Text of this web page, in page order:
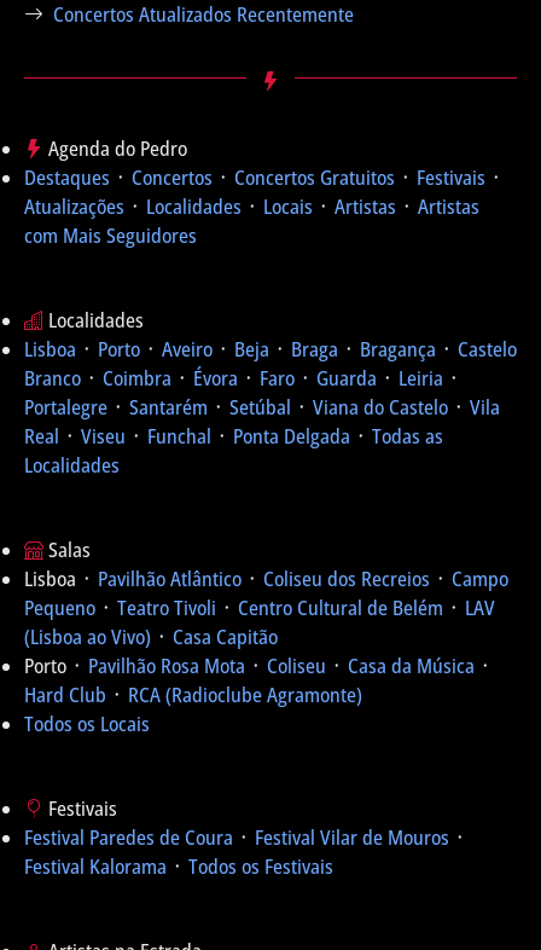
Concertos Atualizados Recentemente
Agenda do Pedro
Destaques ᛫ Concertos ᛫ Concertos Gratuitos ᛫ Festivais ᛫
Atualizações ᛫ Localidades ᛫ Locais ᛫ Artistas ᛫ Artistas
com Mais Seguidores
Localidades
Lisboa ᛫ Porto ᛫ Aveiro ᛫ Beja ᛫ Braga ᛫ Bragança ᛫ Castelo
Branco ᛫ Coimbra ᛫ Évora ᛫ Faro ᛫ Guarda ᛫ Leiria ᛫
Portalegre ᛫ Santarém ᛫ Setúbal ᛫ Viana do Castelo ᛫ Vila
Real ᛫ Viseu ᛫ Funchal ᛫ Ponta Delgada ᛫ Todas as
Localidades
Salas
Lisboa ᛫ Pavilhão Atlântico ᛫ Coliseu dos Recreios ᛫ Campo
Pequeno ᛫ Teatro Tivoli ᛫ Centro Cultural de Belém ᛫ LAV
(Lisboa ao Vivo) ᛫ Casa Capitão
Porto ᛫ Pavilhão Rosa Mota ᛫ Coliseu ᛫ Casa da Música ᛫
Hard Club ᛫ RCA (Radioclube Agramonte)
Todos os Locais
Festivais
Festival Paredes de Coura ᛫ Festival Vilar de Mouros ᛫
Festival Kalorama ᛫ Todos os Festivais